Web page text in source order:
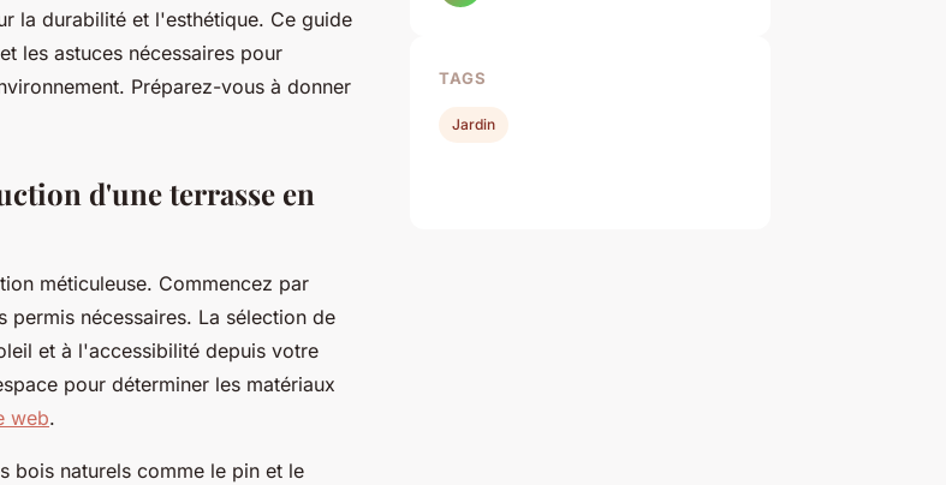
la durabilité et l'esthétique. Ce guide
les astuces nécessaires pour
Préparez-vous à donner
d'une terrasse en
méticuleuse. Commencez par
nécessaires. La sélection de
et à l'accessibilité depuis votre
pour déterminer les matériaux
web.
bois naturels comme le pin et le
TAGS
Jardin